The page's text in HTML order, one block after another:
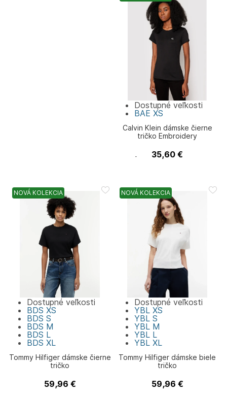
Calvin Klein dámske čierne
tričko Embroidery
Calvin Klein
35,60 €
Dostupné veľkosti
BAE XS
NOVÁ KOLEKCIA
Tommy Hilfiger dámske čierne
tričko
Tommy Hilfiger
59,96 €
Dostupné veľkosti
BDS XS
BDS S
BDS M
BDS L
BDS XL
NOVÁ KOLEKCIA
Tommy Hilfiger dámske biele
tričko
Tommy Hilfiger
59,96 €
Dostupné veľkosti
YBL XS
YBL S
YBL M
YBL L
YBL XL